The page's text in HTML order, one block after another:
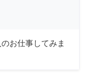
お仕事してみま